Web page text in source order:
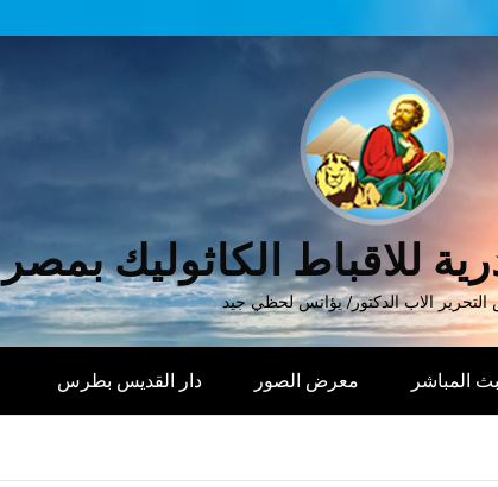
للاقباط الكاثوليك بمصر
الاب الدكتور/ يؤانس لحظي جيد
المباشر معرض الصور دار القديس بطرس